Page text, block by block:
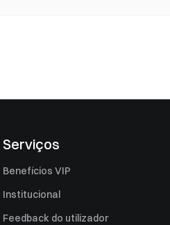
Serviços
Benefícios VIP
Institucional
Feedback do utilizador